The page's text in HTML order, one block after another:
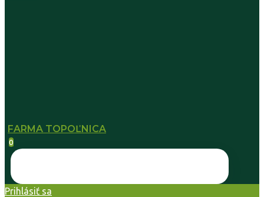
FARMA TOPOĽNICA
0
Prihlásiť sa